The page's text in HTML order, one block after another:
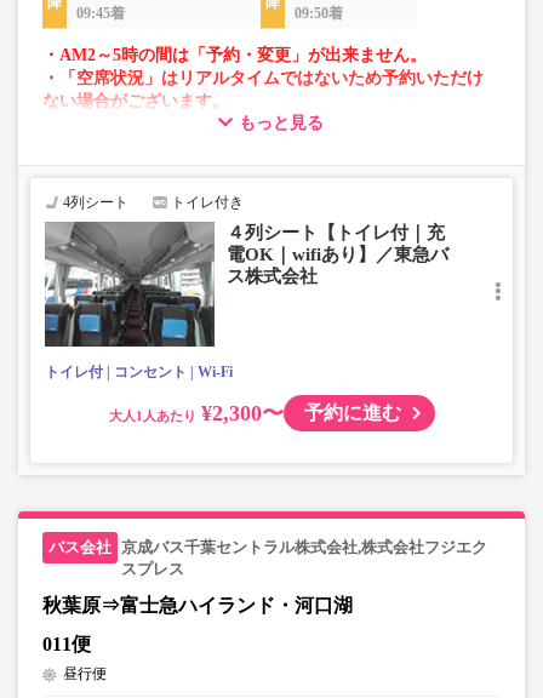
09:45着
09:50着
・AM2～5時の間は「予約・変更」が出来ません。
・「空席状況」はリアルタイムではないため予約いただけ
ない場合がございます。
・車両は予告なく変更となる場合がございます。これに伴
で、あらかじめご了承ください。
もっと見る
4列シート トイレ付き
４列シート【トイレ付｜充
電OK｜wifiあり】／東急バ
ス株式会社
トイレ付 コンセント Wi-Fi
大人 ¥2,300〜 予約に進む
京成バス千葉セントラル株式会社,株式会社フジエク
スプレス
秋葉原⇒富士急ハイランド・河口湖
011便
昼行便